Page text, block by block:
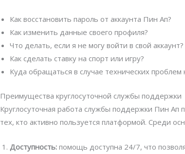
Как восстановить пароль от аккаунта Пин Ап?
Как изменить данные своего профиля?
Что делать, если я не могу войти в свой аккаунт?
Как сделать ставку на спорт или игру?
Куда обращаться в случае технических проблем
Преимущества круглосуточной службы поддержки
Круглосуточная работа службы поддержки Пин
тех, кто активно пользуется платформой. Среди
Доступность: помощь доступна 24/7, что